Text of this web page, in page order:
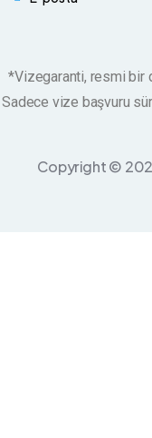
*Vizegaranti, resmi bir
Sadece vize başvuru
Copyright ©